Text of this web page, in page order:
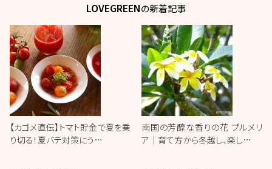
LOVEGREENの新着記事
【カゴメ直伝】トマト貯金で夏を乗
り切る！夏バテ対策にう…
南国の芳醇な香りの花 プルメリ
ア｜育て方から冬越し、楽し…